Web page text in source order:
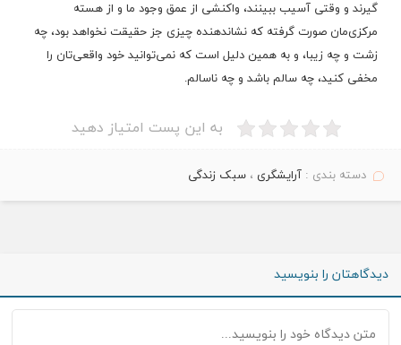
گیرند و وقتی آسیب ببینند، واکنشی از عمق وجود ما و از هسته
مرکزی‌مان صورت گرفته که نشاندهنده چیزی جز حقیقت نخواهد بود، چه
زشت و چه زیبا، و به همین دلیل است که نمی‌توانید خود واقعی‌تان را
مخفی کنید، چه سالم باشد و چه ناسالم.
به این پست امتیاز دهید
دسته بندی :آرایشگری ،سبک زندگی
دیدگاهتان را بنویسید